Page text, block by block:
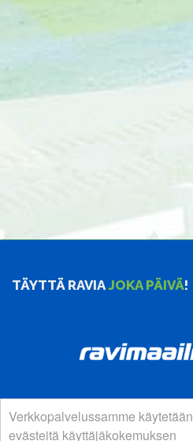
Verkkopalvelussamme käytetään
evästeitä käyttäjäkokemuksen
TÄYTTÄ RAVIAJOKA PÄIVÄ!
YHTEYSTIEDOT